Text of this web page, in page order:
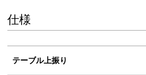
仕様
テーブル上振り